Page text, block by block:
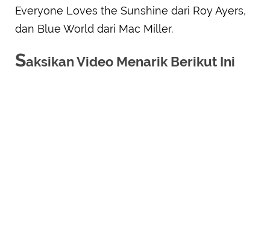
Everyone Loves the Sunshine dari Roy Ayers,
dan Blue World dari Mac Miller.
Saksikan Video Menarik Berikut Ini